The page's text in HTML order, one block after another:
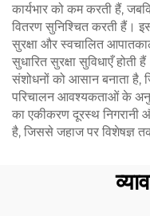
कार्यभार को कम करती हैं,
वितरण सुनिश्चित करती हैं।
सुरक्षा और स्वचालित
सुधारित सुरक्षा सुविधाएँ
संशोधनों को आसान बनाता है,
परिचालन आवश्यकताओं के
का एकीकरण दूरस्थ निगरानी
है, जिससे जहाज पर विशेषज्ञ